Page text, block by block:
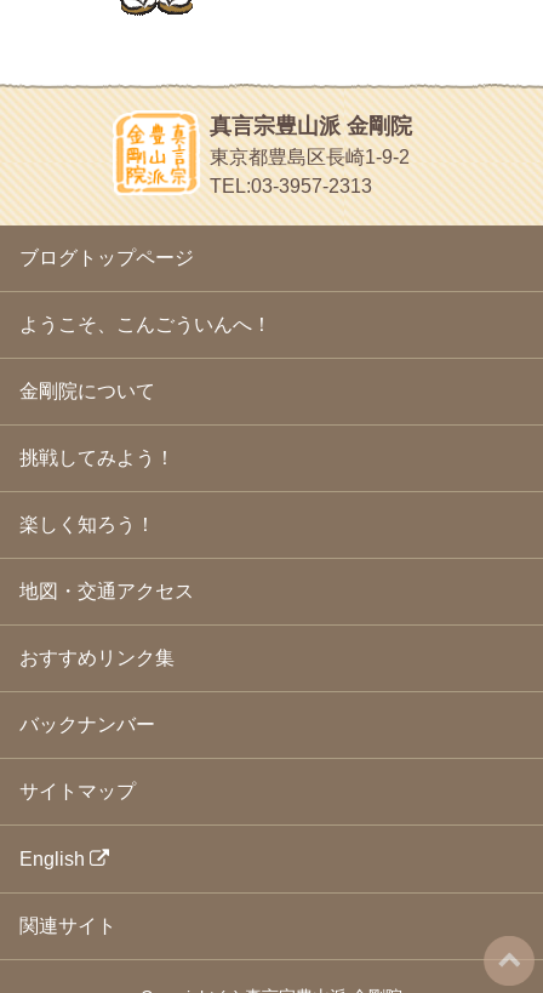
(16)
2010年6月(18)
2010年5月(22)
2010年4月(25)
2010年3月
(22)
2010年2月(23)
2010年1月(23)
(18)
2009年11月
(20)
2009年10月(20)
2009年9月 (20)
2009年6月(22)
2009年5月(20)
2009年4月
(24)
2009年3月(21)
2009年2月(19)
2009年1月(25)
2008年10月
(31)
2008年9月(24)
2008年8月(24)
2008年5月(21)
(24)
2008年2月 (21)
2008年1月(23)
2007年12月
2007年9月
2007年8月(26)
ほうげん日記
放言じゃなくて和尚さんの名前だよ
面白いサイトみつけたよ。
ヘェ～という感じ
chocolab.Air♪DIALY
ラブラドールのワンちゃんがかわいいよ
真言宗豊山派 金剛院
東京都豊島区長崎1-9-2
TEL:03-3957-2313
ブログトップページ
ようこそ、こんごういんへ！
金剛院について
挑戦してみよう！
楽しく知ろう！
地図・交通アクセス
おすすめリンク集
バックナンバー
サイトマップ
English
関連サイト